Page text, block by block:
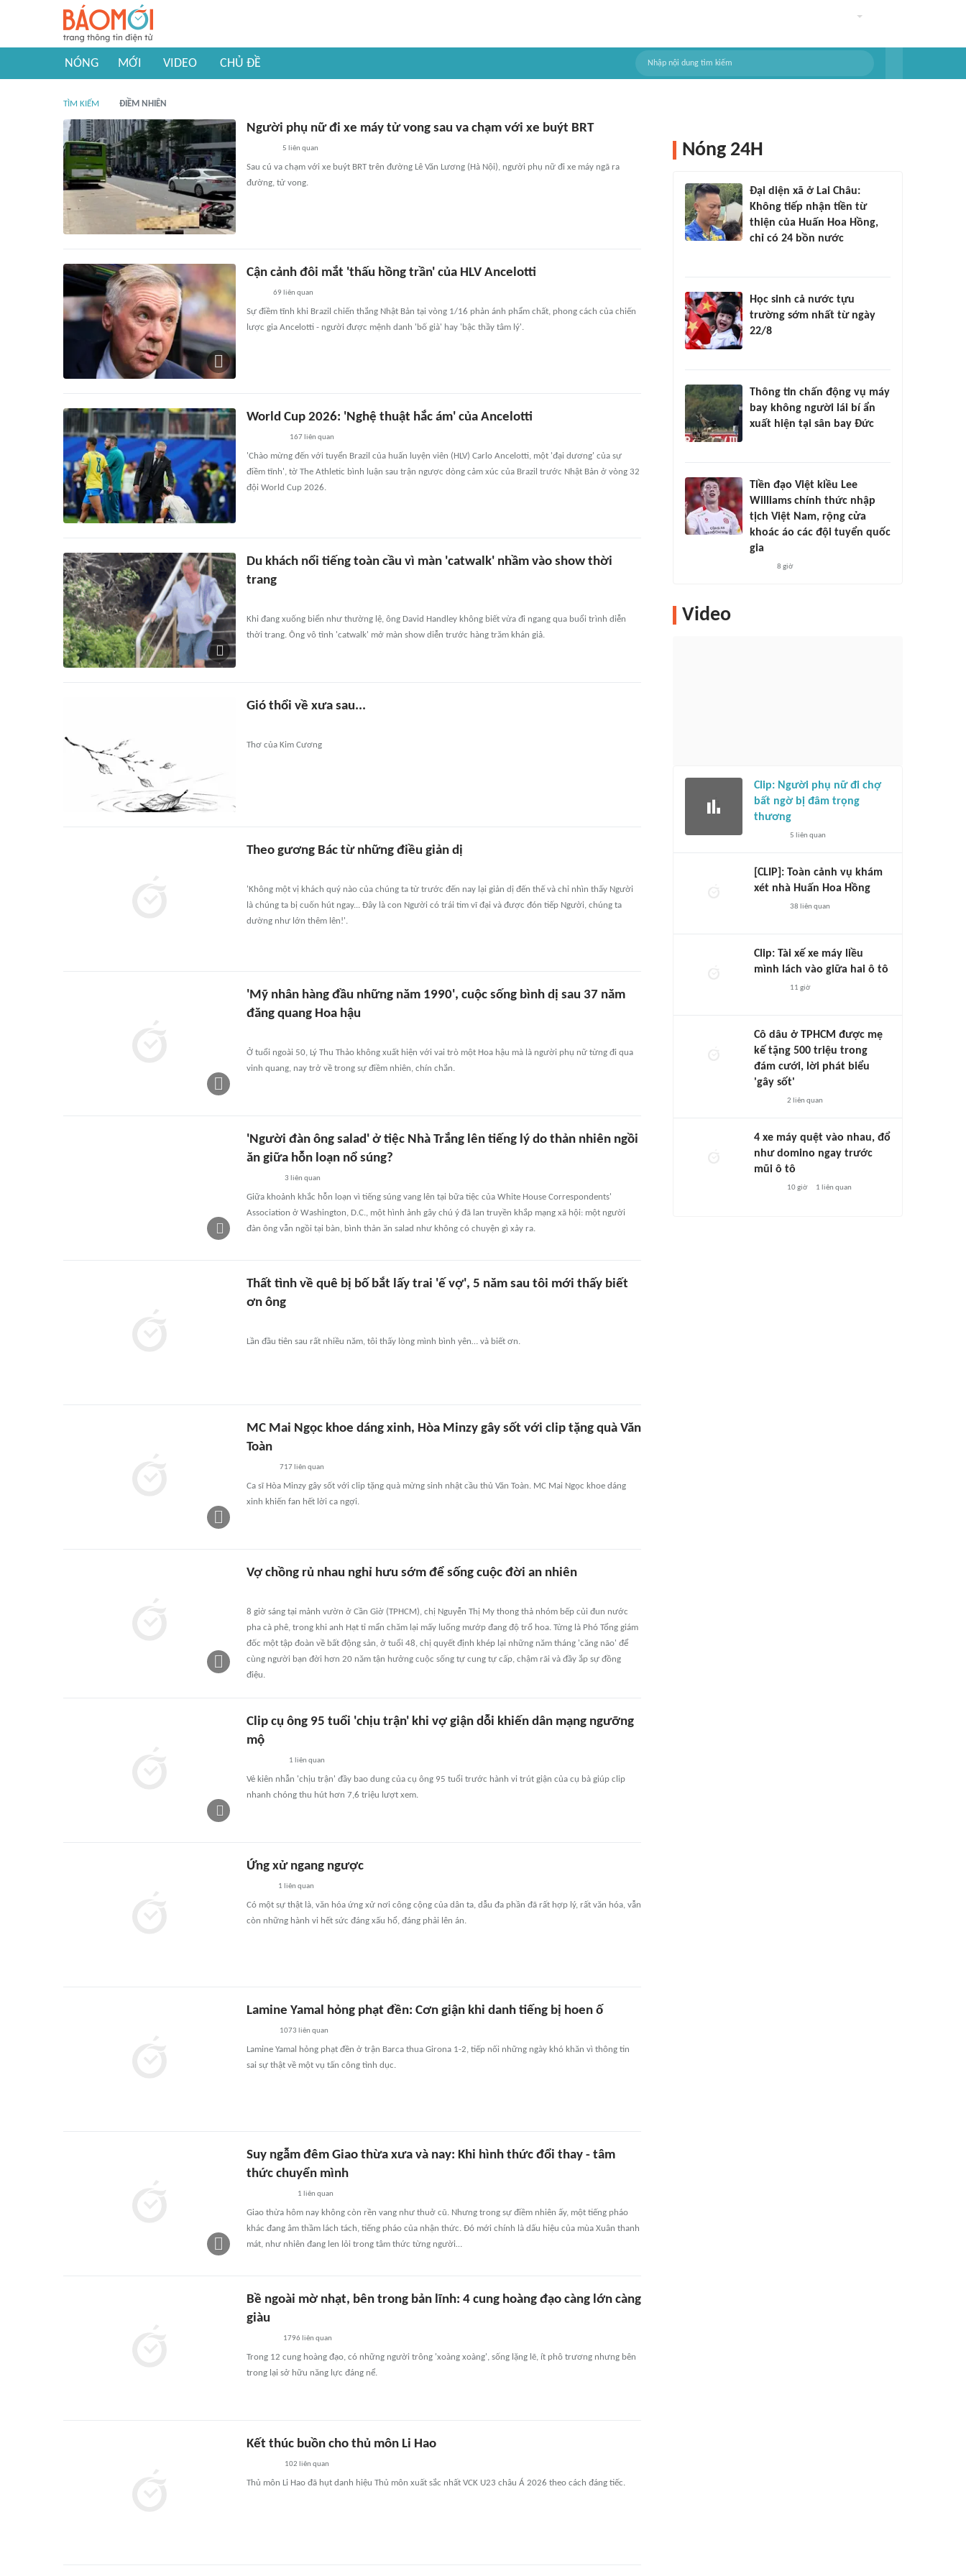
NÓNG MỚI VIDEO CHỦ ĐỀ
TÌM KIẾM ĐIỀM NHIÊN
Người phụ nữ đi xe máy tử vong sau va chạm với xe buýt BRT
5 liên quan
Sau cú va chạm với xe buýt BRT trên đường Lê Văn Lương (Hà Nội), người phụ nữ đi xe máy ngã ra
đường, tử vong.
Cận cảnh đôi mắt 'thấu hồng trần' của HLV Ancelotti
69 liên quan
Sự điềm tĩnh khi Brazil chiến thắng Nhật Bản tại vòng 1/16 phản ánh phẩm chất, phong cách của chiến
lược gia Ancelotti - người được mệnh danh 'bố già' hay 'bậc thầy tâm lý'.
World Cup 2026: 'Nghệ thuật hắc ám' của Ancelotti
167 liên quan
'Chào mừng đến với tuyển Brazil của huấn luyện viên (HLV) Carlo Ancelotti, một 'đại dương' của sự
điềm tĩnh', tờ The Athletic bình luận sau trận ngược dòng cảm xúc của Brazil trước Nhật Bản ở vòng 32
đội World Cup 2026.
Du khách nổi tiếng toàn cầu vì màn 'catwalk' nhầm vào show thời
trang
Khi đang xuống biển như thường lệ, ông David Handley không biết vừa đi ngang qua buổi trình diễn
thời trang. Ông vô tình 'catwalk' mở màn show diễn trước hàng trăm khán giả.
Gió thổi về xưa sau...
Thơ của Kim Cương
Theo gương Bác từ những điều giản dị
'Không một vị khách quý nào của chúng ta từ trước đến nay lại giản dị đến thế và chỉ nhìn thấy Người
là chúng ta bị cuốn hút ngay... Đây là con Người có trái tim vĩ đại và được đón tiếp Người, chúng ta
dường như lớn thêm lên!'.
'Mỹ nhân hàng đầu những năm 1990', cuộc sống bình dị sau 37 năm
đăng quang Hoa hậu
Ở tuổi ngoài 50, Lý Thu Thảo không xuất hiện với vai trò một Hoa hậu mà là người phụ nữ từng đi qua
vinh quang, nay trở về trong sự điềm nhiên, chín chắn.
'Người đàn ông salad' ở tiệc Nhà Trắng lên tiếng lý do thản nhiên ngồi
ăn giữa hỗn loạn nổ súng?
3 liên quan
Giữa khoảnh khắc hỗn loạn vì tiếng súng vang lên tại bữa tiệc của White House Correspondents'
Association ở Washington, D.C., một hình ảnh gây chú ý đã lan truyền khắp mạng xã hội: một người
đàn ông vẫn ngồi tại bàn, bình thản ăn salad như không có chuyện gì xảy ra.
Thất tình về quê bị bố bắt lấy trai 'ế vợ', 5 năm sau tôi mới thấy biết
ơn ông
Lần đầu tiên sau rất nhiều năm, tôi thấy lòng mình bình yên… và biết ơn.
MC Mai Ngọc khoe dáng xinh, Hòa Minzy gây sốt với clip tặng quà Văn
Toàn
717liên quan
Ca sĩ Hòa Minzy gây sốt với clip tặng quà mừng sinh nhật cầu thủ Văn Toàn. MC Mai Ngọc khoe dáng
xinh khiến fan hết lời ca ngợi.
Vợ chồng rủ nhau nghỉ hưu sớm để sống cuộc đời an nhiên
8 giờ sáng tại mảnh vườn ở Cần Giờ (TPHCM), chị Nguyễn Thị My thong thả nhóm bếp củi đun nước
pha cà phê, trong khi anh Hạt tỉ mẩn chăm lại mấy luống mướp đang độ trổ hoa. Từng là Phó Tổng giám
đốc một tập đoàn về bất động sản, ở tuổi 48, chị quyết định khép lại những năm tháng 'căng não' để
cùng người bạn đời hơn 20 năm tận hưởng cuộc sống tự cung tự cấp, chậm rãi và đầy ắp sự đồng
điệu.
Clip cụ ông 95 tuổi 'chịu trận' khi vợ giận dỗi khiến dân mạng ngưỡng
mộ
1 liên quan
Vẻ kiên nhẫn 'chịu trận' đầy bao dung của cụ ông 95 tuổi trước hành vi trút giận của cụ bà giúp clip
nhanh chóng thu hút hơn 7,6 triệu lượt xem.
Ứng xử ngang ngược
1 liên quan
Có một sự thật là, văn hóa ứng xử nơi công cộng của dân ta, dẫu đa phần đã rất hợp lý, rất văn hóa, vẫn
còn những hành vi hết sức đáng xấu hổ, đáng phải lên án.
Lamine Yamal hỏng phạt đền: Cơn giận khi danh tiếng bị hoen ố
1073 liên quan
Lamine Yamal hỏng phạt đền ở trận Barca thua Girona 1-2, tiếp nối những ngày khó khăn vì thông tin
sai sự thật về một vụ tấn công tình dục.
Suy ngẫm đêm Giao thừa xưa và nay: Khi hình thức đổi thay - tâm
thức chuyển mình
1 liên quan
Giao thừa hôm nay không còn rền vang như thuở cũ. Nhưng trong sự điềm nhiên ấy, một tiếng pháo
khác đang âm thầm lách tách, tiếng pháo của nhận thức. Đó mới chính là dấu hiệu của mùa Xuân thanh
mát, như nhiên đang len lỏi trong tâm thức từng người…
Bề ngoài mờ nhạt, bên trong bản lĩnh: 4 cung hoàng đạo càng lớn càng
giàu
1796 liên quan
Trong 12 cung hoàng đạo, có những người trông 'xoàng xoàng', sống lặng lẽ, ít phô trương nhưng bên
trong lại sở hữu năng lực đáng nể.
Kết thúc buồn cho thủ môn Li Hao
102 liên quan
Thủ môn Li Hao đã hụt danh hiệu Thủ môn xuất sắc nhất VCK U23 châu Á 2026 theo cách đáng tiếc.
Nóng 24H
Đại diện xã ở Lai Châu:
Không tiếp nhận tiền từ
thiện của Huấn Hoa Hồng,
chỉ có 24 bồn nước
Học sinh cả nước tựu
trường sớm nhất từ ngày
22/8
Thông tin chấn động vụ máy
bay không người lái bí ẩn
xuất hiện tại sân bay Đức
Tiền đạo Việt kiều Lee
Williams chính thức nhập
tịch Việt Nam, rộng cửa
khoác áo các đội tuyển quốc
gia
8 giờ
Video
Clip: Người phụ nữ đi chợ
bất ngờ bị đâm trọng
thương
5 liên quan
[CLIP]: Toàn cảnh vụ khám
xét nhà Huấn Hoa Hồng
38 liên quan
Clip: Tài xế xe máy liều
mình lách vào giữa hai ô tô
11 giờ
Cô dâu ở TPHCM được mẹ
kế tặng 500 triệu trong
đám cưới, lời phát biểu
'gây sốt'
2 liên quan
4 xe máy quệt vào nhau, đổ
như domino ngay trước
mũi ô tô
10 giờ 1 liên quan